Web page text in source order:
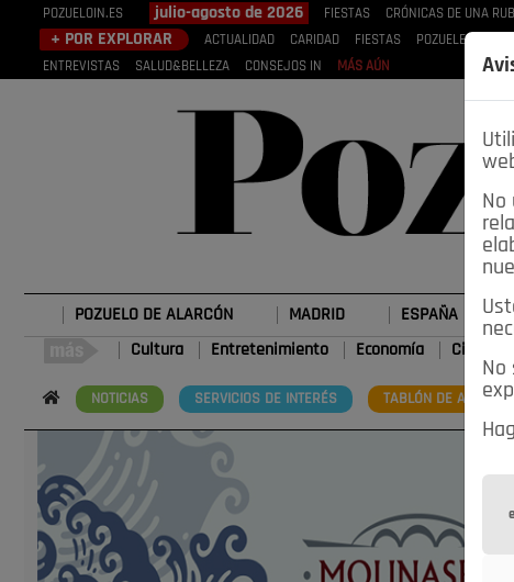
POZUELOIN.ES julio-agosto de 2026 FIESTAS CRÓNICAS DE UNA
+ POR EXPLORAR ACTUALIDAD CARIDAD FIESTAS POZUELEROS
ENTREVISTAS
SALUD&BELLEZA CONSEJOS IN MÁS AÚN
POZUELO DE ALARCÓN MADRID ESPAÑA
Cultura Entretenimiento Economía
NOTICIAS SERVICIOS DE INTERÉS TABLÓN DE
No
No